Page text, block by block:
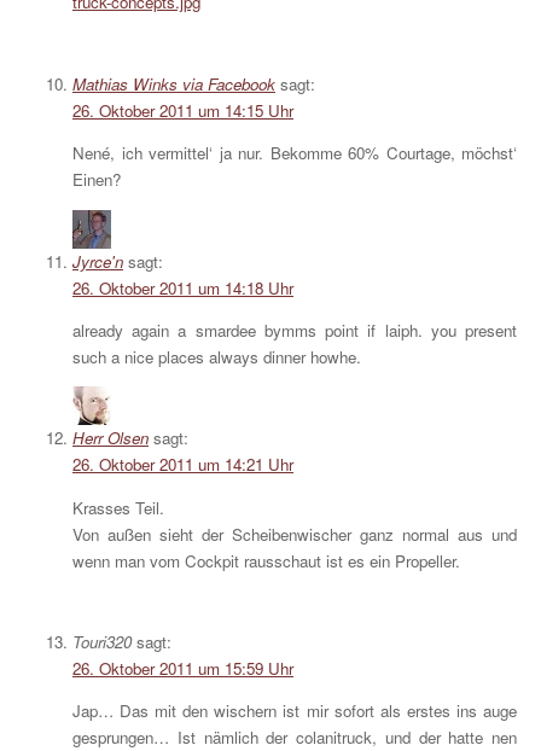
Mathias Winks via Facebook sagt:
26. Oktober 2011 um 14:15 Uhr
Nené, ich vermittel‘ ja nur. Bekomme 60% Courtage, möchst‘
Einen?
Jyrce'n sagt:
26. Oktober 2011 um 14:18 Uhr
already again a smardee bymms point if laiph. you present
such a nice places always dinner howhe.
Herr Olsen sagt:
26. Oktober 2011 um 14:21 Uhr
Krasses Teil.
Von außen sieht der Scheibenwischer ganz normal aus und
wenn man vom Cockpit rausschaut ist es ein Propeller.
Touri320 sagt:
26. Oktober 2011 um 15:59 Uhr
Jap… Das mit den wischern ist mir sofort als erstes ins auge
gesprungen… Ist nämlich der colanitruck, und der hatte nen